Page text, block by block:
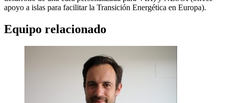
apoyo a islas para facilitar la Transición Energética en Europa).
Equipo relacionado